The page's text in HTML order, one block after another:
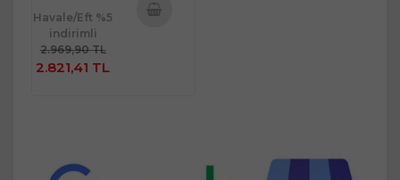
Havale/Eft %5
indirimli
2.969,90 TL
2.821,41 TL